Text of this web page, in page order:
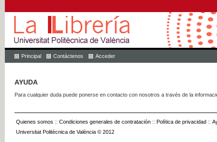
Principal Contáctenos Acceder
AYUDA
Para cualquier duda puede ponerse en contacto con nosotros a través de la
Quienes somos :: Condiciones generales de contratación :: Política de privacidad ::
Universitat Politècnica de València © 2012